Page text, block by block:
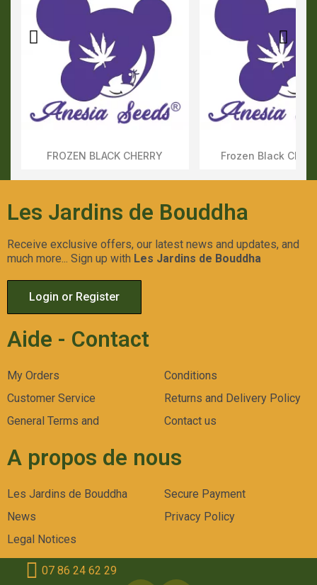
Aperçu Rapide
FROZEN BLACK CHERRY Aperçu
Frozen Black
Les Jardins de Bouddha
Receive exclusive offers, our latest news and updates, and
much more... Sign up with Les Jardins de Bouddha
Login or Register
Aide - Contact
My Orders
Customer Service
General Terms and
Conditions
Returns and Delivery Policy
Contact us
A propos de nous
Les Jardins de Bouddha
News
Legal Notices
Secure Payment
Privacy Policy
07 86 24 62 29